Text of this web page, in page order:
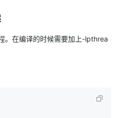
。在编译的时候需要加上-lpthrea